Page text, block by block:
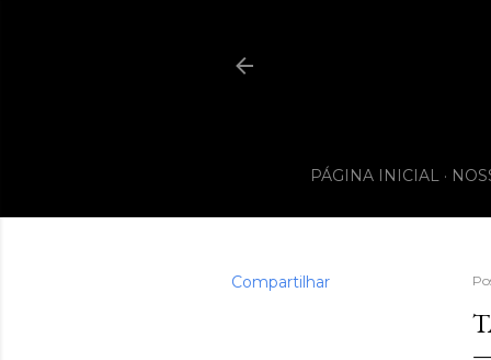
PÁGINA INICIAL
Compartilhar